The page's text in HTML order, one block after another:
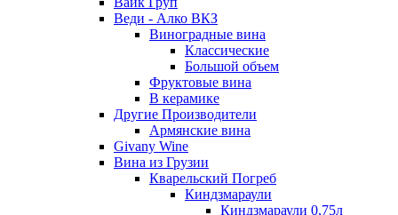
Веди - Алко ВКЗ
Виноградные вина
Классические
Большой объем
Фруктовые вина
В керамике
Другие Производители
Армянские вина
Givany Wine
Вина из Грузии
Кварельский Погреб
Киндзмараули
Киндзмараули 0,75л